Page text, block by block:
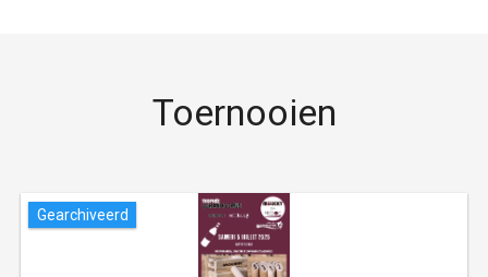
Toernooien
Gearchiveerd